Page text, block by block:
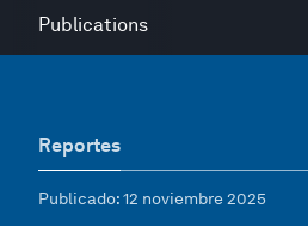
Publications
Reportes
Publicado: 12 noviembre 2025